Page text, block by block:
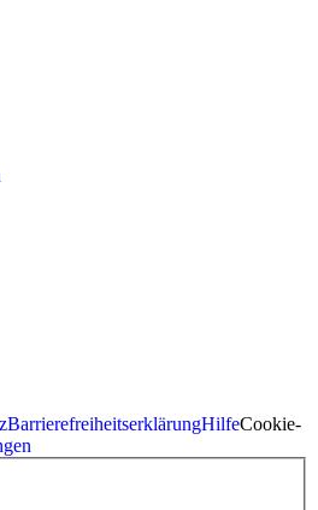
BarrierefreiheitserklärungHilfeCookie-